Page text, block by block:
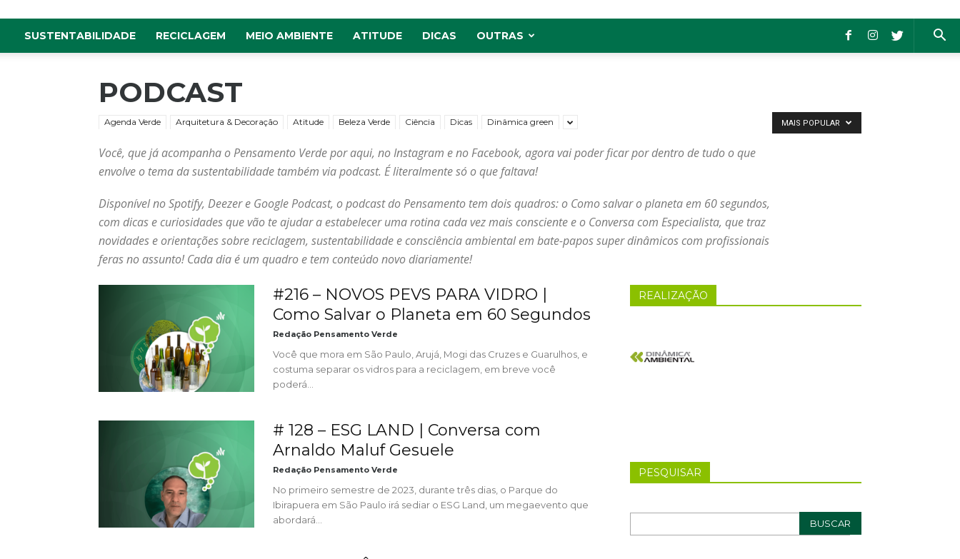
SUSTENTABILIDADE RECICLAGEM MEIO AMBIENTE ATITUDE DICAS OUTRAS
PODCAST
Agenda Verde Arquitetura & Decoração Atitude Beleza Verde Ciência Dicas Dinâmica green
Você, que já acompanha o Pensamento Verde por aqui, no Instagram e no Facebook, agora vai poder ficar por dentro de tudo o que
envolve o tema da sustentabilidade também via podcast. É literalmente só o que faltava!
Disponível no Spotify, Deezer e Google Podcast, o podcast do Pensamento tem dois quadros: o Como salvar o planeta em 60 segundos,
com dicas e curiosidades que vão te ajudar a estabelecer uma rotina cada vez mais consciente e o Conversa com Especialista, que traz
novidades e orientações sobre reciclagem, sustentabilidade e consciência ambiental em bate-papos super dinâmicos com profissionais
feras no assunto! Cada dia é um quadro e tem conteúdo novo diariamente!
MAIS POPULAR
#216 – NOVOS PEVS PARA VIDRO |
Como Salvar o Planeta em 60 Segundos
Redação Pensamento Verde
Você que mora em São Paulo, Arujá, Mogi das Cruzes e Guarulhos, e
costuma separar os vidros para a reciclagem, em breve você
poderá...
# 128 – ESG LAND | Conversa com
Arnaldo Maluf Gesuele
Redação Pensamento Verde
No primeiro semestre de 2023, durante três dias, o Parque do
Ibirapuera em São Paulo irá sediar o ESG Land, um megaevento que
abordará...
REALIZAÇÃO
PESQUISAR